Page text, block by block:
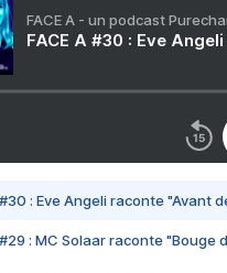
FACE A - un podcast
FACE A #30 : Eve
#30 : Eve Angeli raconte "Avant
#29 : MC Solaar raconte "Bouge